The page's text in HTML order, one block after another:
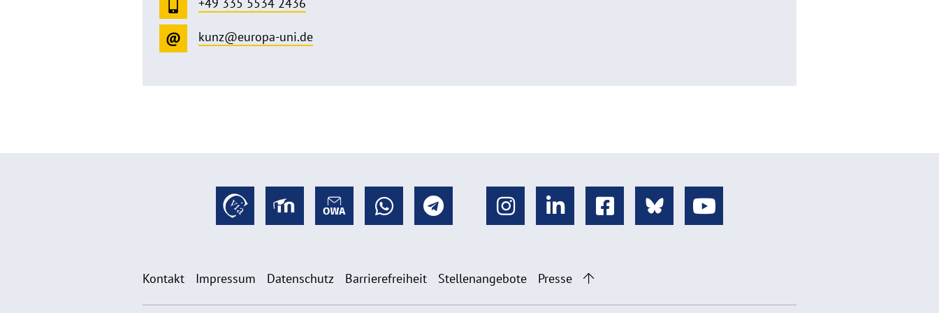
+49 335 5534 2436
kunz@europa-uni.de
Kontakt Impressum Datenschutz Barrierefreiheit Stellenangebote Presse